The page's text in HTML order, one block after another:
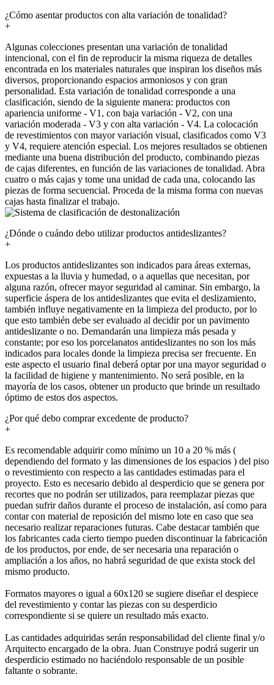
¿Cómo asentar productos con alta variación de tonalidad?
+
Algunas colecciones presentan una variación de tonalidad
intencional, con el fin de reproducir la misma riqueza de detalles
encontrada en los materiales naturales que inspiran los diseños más
diversos, proporcionando espacios armoniosos y con gran
personalidad. Esta variación de tonalidad corresponde a una
clasificación, siendo de la siguiente manera: productos con
apariencia uniforme - V1, con baja variación - V2, con una
variación moderada - V3 y con alta variación - V4. La colocación
de revestimientos con mayor variación visual, clasificados como V3
y V4, requiere atención especial. Los mejores resultados se obtienen
mediante una buena distribución del producto, combinando piezas
de cajas diferentes, en función de las variaciones de tonalidad. Abra
cuatro o más cajas y tome una unidad de cada una, colocando las
piezas de forma secuencial. Proceda de la misma forma con nuevas
cajas hasta finalizar el trabajo.
¿Dónde o cuándo debo utilizar productos antideslizantes?
+
Los productos antideslizantes son indicados para áreas externas,
expuestas a la lluvia y humedad, o a aquellas que necesitan, por
alguna razón, ofrecer mayor seguridad al caminar. Sin embargo, la
superficie áspera de los antideslizantes que evita el deslizamiento,
también influye negativamente en la limpieza del producto, por lo
que esto también debe ser evaluado al decidir por un pavimento
antideslizante o no. Demandarán una limpieza más pesada y
constante; por eso los porcelanatos antideslizantes no son los más
indicados para locales donde la limpieza precisa ser frecuente. En
este aspecto el usuario final deberá optar por una mayor seguridad o
la facilidad de higiene y mantenimiento. No será posible, en la
mayoría de los casos, obtener un producto que brinde un resultado
óptimo de estos dos aspectos.
¿Por qué debo comprar excedente de producto?
+
Es recomendable adquirir como mínimo un 10 a 20 % más (
dependiendo del formato y las dimensiones de los espacios ) del piso
o revestimiento con respecto a las cantidades estimadas para el
proyecto. Esto es necesario debido al desperdicio que se genera por
recortes que no podrán ser utilizados, para reemplazar piezas que
puedan sufrir daños durante el proceso de instalación, así como para
contar con material de reposición del mismo lote en caso que sea
necesario realizar reparaciones futuras. Cabe destacar también que
los fabricantes cada cierto tiempo pueden discontinuar la fabricación
de los productos, por ende, de ser necesaria una reparación o
ampliación a los años, no habrá seguridad de que exista stock del
mismo producto.
Formatos mayores o igual a 60x120 se sugiere diseñar el despiece
del revestimiento y contar las piezas con su desperdicio
correspondiente si se quiere un resultado más exacto.
Las cantidades adquiridas serán responsabilidad del cliente final y/o
Arquitecto encargado de la obra. Juan Construye podrá sugerir un
desperdicio estimado no haciéndolo responsable de un posible
faltante o sobrante.